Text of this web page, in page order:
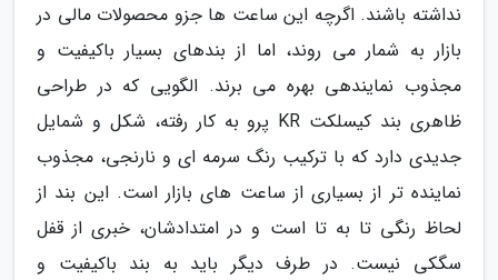
نداشته باشند. اگرچه این ساعت ها جزو محصولات مالی در
بازار به شمار می روند، اما از بندهای بسیار باکیفیت و
مجذوب نمایندهی بهره می برند. الگویی که در طراحی
ظاهری بند کیسلکت KR پرو به کار رفته، شکل و شمایل
جدیدی دارد که با ترکیب رنگ سرمه ای و نارنجی، مجذوب
نماینده تر از بسیاری از ساعت های بازار است. این بند از
لحاظ رنگی تا به تا است و در امتدادشان، خبری از قفل
سگکی نیست. در طرف دیگر باید به بند باکیفیت و